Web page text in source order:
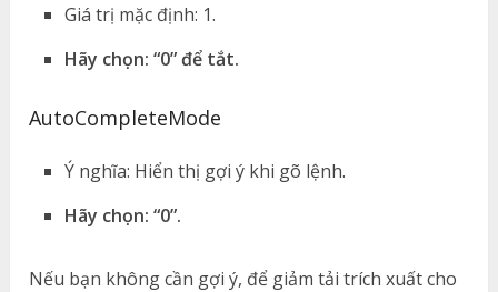
Giá trị mặc định: 1.
Hãy chọn: “0” để tắt.
AutoCompleteMode
Ý nghĩa: Hiển thị gợi ý khi gõ lệnh.
Hãy chọn: “0”.
Nếu bạn không cần gợi ý, để giảm tải trích xuất cho